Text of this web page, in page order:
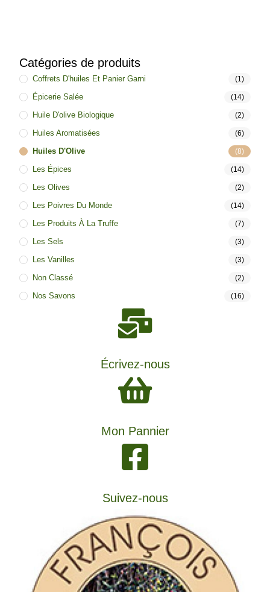
Catégories de produits
Coffrets D'huiles Et Panier Garni (1)
Épicerie Salée (14)
Huile D'olive Biologique (2)
Huiles Aromatisées (6)
Huiles D'Olive (8)
Les Épices (14)
Les Olives (2)
Les Poivres Du Monde (14)
Les Produits À La Truffe (7)
Les Sels (3)
Les Vanilles (3)
Non Classé (2)
Nos Savons (16)
Écrivez-nous
Mon Pannier
Suivez-nous